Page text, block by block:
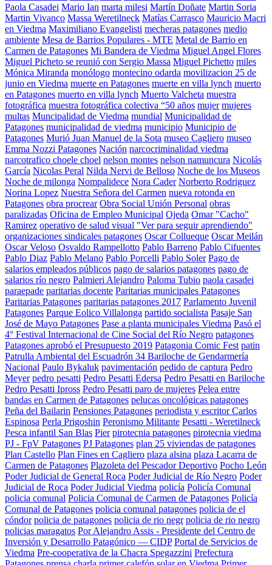
Paola Casadei Mario Ian marta milesi Martín Doñate Martin Soria
Martin Vivanco Massa Weretilneck Matías Carrasco Mauricio Macri
en Viedma Maximiliano Evangelisti mecheras patagones medio
ambiente Mesa de Barrios Populares - MTE Metal de Barrio en
Carmen de Patagones Mi Bandera de Viedma Miguel Angel Flores
Miguel Picheto se reunió con Sergio Massa Miguel Pichetto miles
Mónica Miranda monólogo montecino odarda movilizacion 25 de
junio en Viedma muerte en Patagones muerte en villa lynch muerto
en Patagones muerto en villa lynch Muerto Valcheta muestra
fotográfica muestra fotográfica colectiva “50 años mujer mujeres
multas Muncipalidad de Viedma mundial Municipalidad de
Patagones municipalidad de viedma municipio Municipio de
Patagones Murió Juan Manuel de la Sota museo Cagliero museo
Emma Nozzi Patagones Nación narcocriminalidad viedma
narcotrafico choele choel nelson montes nelson namuncura Nicolás
García Nicolas Peral Nilda Nervi de Belloso Noche de los Museos
Noche de milonga Nompalidece Nora Cader Norberto Rodriguez
Norina Lopez Nuestra Señora del Carmen nueva rotonda en
Patagones obra procrear Obra Social Unión Personal obras
paralizadas Oficina de Empleo Municipal Ojeda Omar "Cacho"
Ramirez operativo de salud visual "Ver para seguir aprendiendo"
organizaciones sindicales patagones Oscar Collueque Oscar Meilán
Oscar Veloso Osvaldo Rampellotto Pablo Barreno Pablo Cifuentes
Pablo Diaz Pablo Melano Pablo Porcelli Pablo Soler Pago de
salarios empleados públicos pago de salarios patagones pago de
salarios río negro Palmieri Alejandro Paloma Tubio paola casadei
paraepade paritarias docente Paritarias municipales Patagones
Paritarias Patagones paritarias patagones 2017 Parlamento Juvenil
Patagones Parque Eolico Villalonga partido socialista Pasaje San
José de Mayo Patagones Pase a planta municipales Viedma Pasó el
4° Festival Internacional de Cine Social del Río Negro patagones
Patagones aprobó el Presupuesto 2019 Patagonia Comic Fest patin
Patrulla Ambiental del Escuadrón 34 Bariloche de Gendarmería
Nacional Paulo Bykaluk pavimentación pedido de captura Pedro
Meyer pedro pesatti Pedro Pesatti Edersa Pedro Pesatti en Bariloche
Pedro Pesatti Ipross Pedro Pesatti paro de mujeres Pelea entre
bandas en Carmen de Patagones pelucas oncológicas patagones
Peña del Bailarin Pensiones Patagones periodista y escritor Carlos
Espinosa Perla Prigoshin Peronismo Militante Pesatti - Weretilneck
Pesca infantil San Blas Pier pirotecnia patagones pirotecnia viedma
PJ - FpV Patagones PJ Patagones plan 25 viviendas de patagones
Plan Castello Plan Fines en Cagliero plaza alsina plaza Lacarra de
Carmen de Patagones Plazoleta del Pescador Deportivo Pocho León
Poder Judicial de General Roca Poder Judicial de Río Negro Poder
Judicial de Roca Poder Judicial Viedma policía Policía Comunal
policia comunal Policia Comunal de Carmen de Patagones Policía
Comunal de Patagones policia comunal patagones policia de el
cóndor policia de patagones policia de rio negr policia de rio negro
policias maragatos Por Alejandro Assis - Presidente del Centro de
Inversión y Desarrollo Patagónico — CIDP Portal de Servicios de
Viedma Pre-cooperativa de la Chacra Spegazzini Prefectura